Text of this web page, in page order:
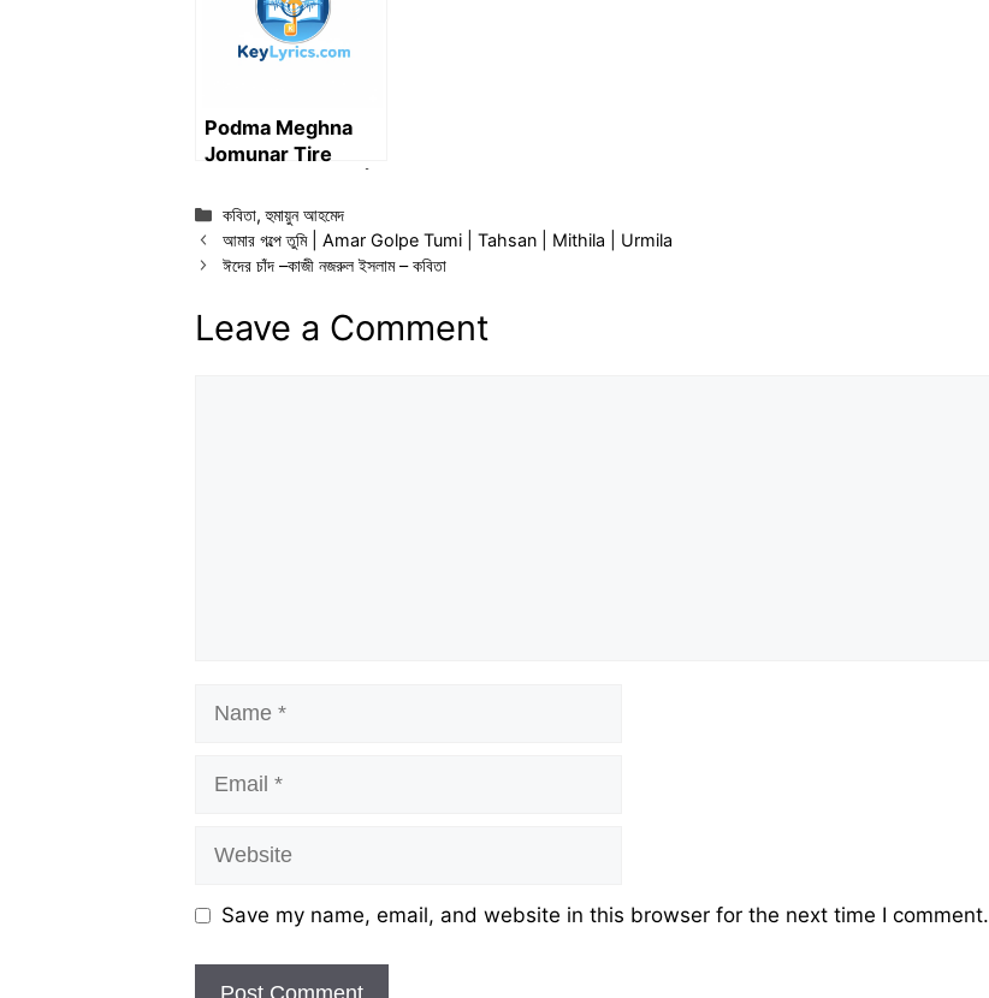
Podma Meghna
Jomunar Tire
পদ্মা মেঘনা যমুনার তীরে লিরিক্স
Categories
কবিতা,হুমায়ুন আহমেদ
আমার গল্পে তুমি | Amar Golpe Tumi | Tahsan | Mithila | Urmila
ঈদের চাঁদ –কাজী নজরুল ইসলাম – কবিতা
Leave a Comment
Name
Email
Website
Save my name, email, and website in this browser for the next time I comment.